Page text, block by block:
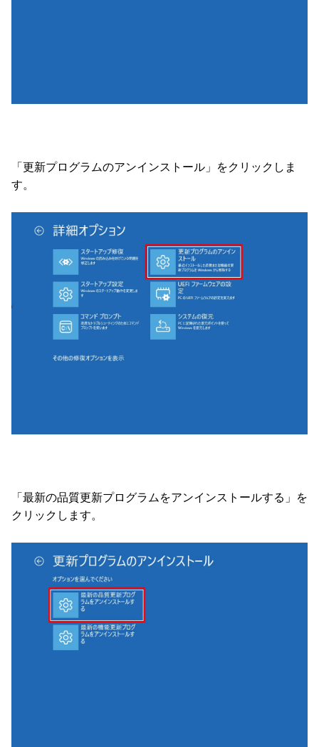
「更新プログラムのアンインストール」をクリックしま
す。
「最新の品質更新プログラムをアンインストールする」を
クリックします。